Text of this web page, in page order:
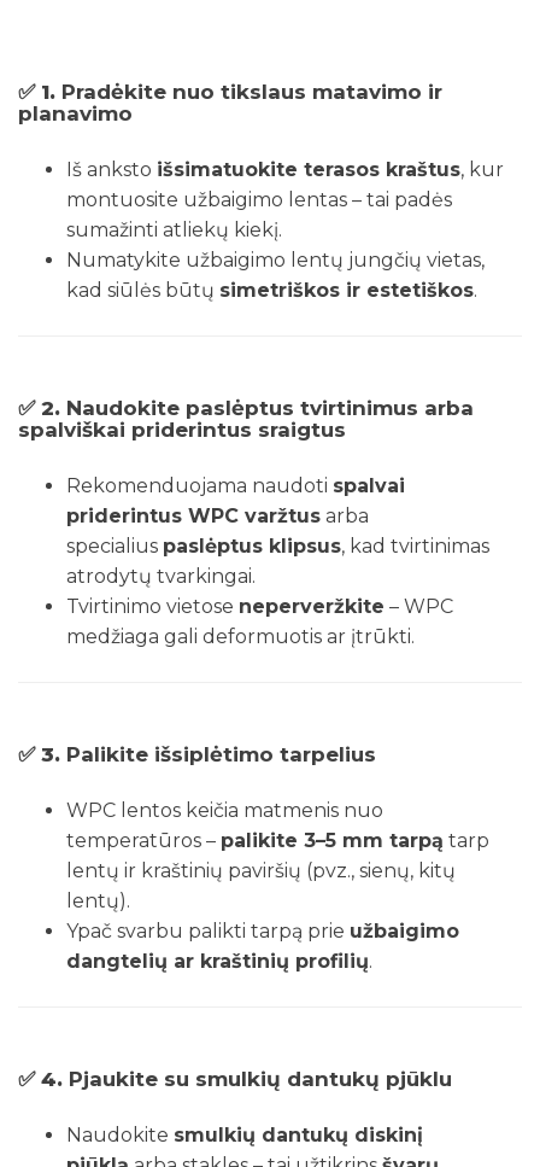
✅ 1. Pradėkite nuo tikslaus matavimo ir
planavimo
Iš anksto išsimatuokite terasos kraštus, kur
montuosite užbaigimo lentas – tai padės
sumažinti atliekų kiekį.
Numatykite užbaigimo lentų jungčių vietas,
kad siūlės būtų simetriškos ir estetiškos.
✅ 2. Naudokite paslėptus tvirtinimus arba
spalviškai priderintus sraigtus
Rekomenduojama naudoti spalvai
priderintus WPC varžtus arba
specialius paslėptus klipsus, kad tvirtinimas
atrodytų tvarkingai.
Tvirtinimo vietose neperveržkite – WPC
medžiaga gali deformuotis ar įtrūkti.
✅ 3. Palikite išsiplėtimo tarpelius
WPC lentos keičia matmenis nuo
temperatūros – palikite 3–5 mm tarpą tarp
lentų ir kraštinių paviršių (pvz., sienų, kitų
lentų).
Ypač svarbu palikti tarpą prie užbaigimo
dangtelių ar kraštinių profilių.
✅ 4. Pjaukite su smulkių dantukų pjūklu
Naudokite smulkių dantukų diskinį